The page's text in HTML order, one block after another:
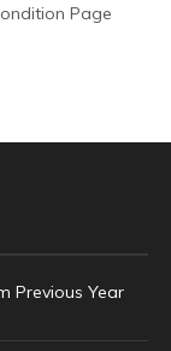
Page
Previous Year